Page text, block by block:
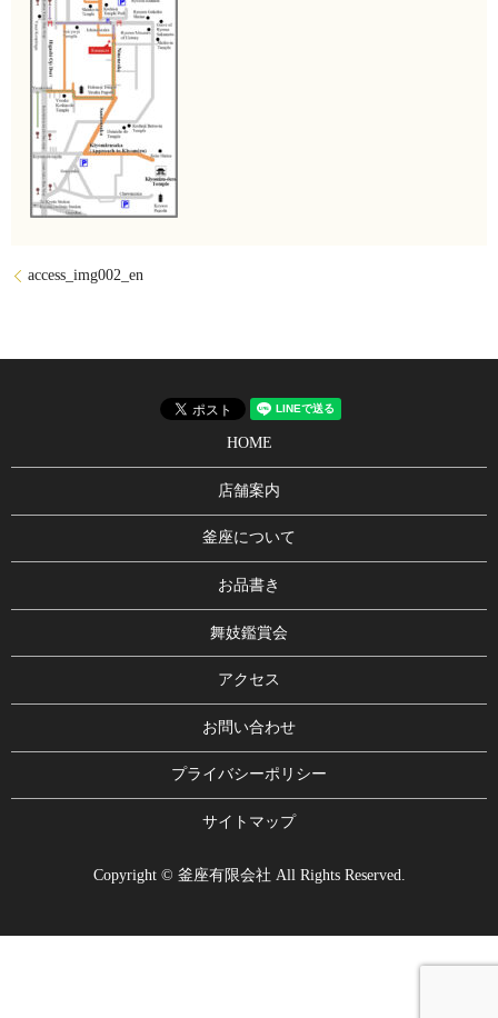
access_img002_en
HOME
店舗案内
釜座について
お品書き
舞妓鑑賞会
アクセス
お問い合わせ
プライバシーポリシー
サイトマップ
Copyright © 釜座有限会社 All Rights Reserved.